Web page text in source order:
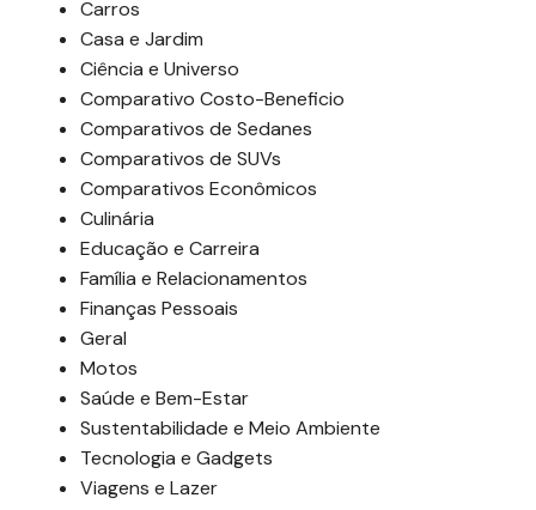
Carros
Casa e Jardim
Ciência e Universo
Comparativo Costo-Beneficio
Comparativos de Sedanes
Comparativos de SUVs
Comparativos Econômicos
Culinária
Educação e Carreira
Família e Relacionamentos
Finanças Pessoais
Geral
Motos
Saúde e Bem-Estar
Sustentabilidade e Meio Ambiente
Tecnologia e Gadgets
Viagens e Lazer